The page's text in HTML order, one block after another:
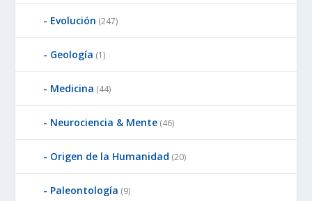
Evolución (247)
Geología (1)
Medicina (44)
Neurociencia & Mente (46)
Origen de la Humanidad (20)
Paleontología (9)